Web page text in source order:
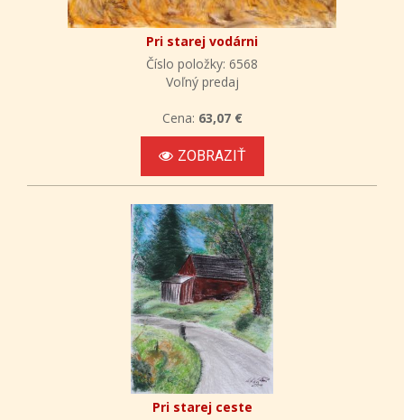
Pri starej vodárni
Číslo položky: 6568
Voľný predaj
Cena: 63,07 €
ZOBRAZIŤ
Pri starej ceste